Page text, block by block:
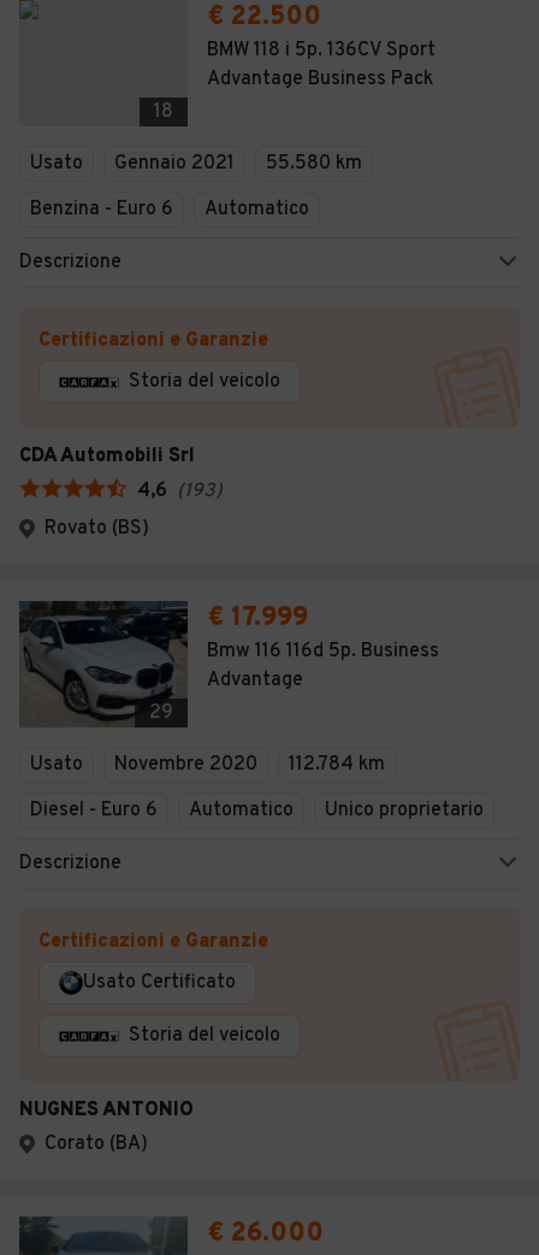
18
€ 22.500
BMW 118 i 5p. 136CV Sport
Advantage Business Pack
Usato Gennaio 2021
55.580 km
Benzina - Euro 6
Automatico
Descrizione
Certificazioni e Garanzie
Storia del veicolo
CDA Automobili Srl
4,6 (193)
Rovato (BS)
29
€ 17.999
Bmw 116 116d 5p. Business
Advantage
Usato Novembre 2020
112.784 km
Diesel - Euro 6
Automatico Unico proprietario
Descrizione
Certificazioni e Garanzie
Usato Certificato
Storia del veicolo
NUGNES ANTONIO
Corato (BA)
€ 26.000